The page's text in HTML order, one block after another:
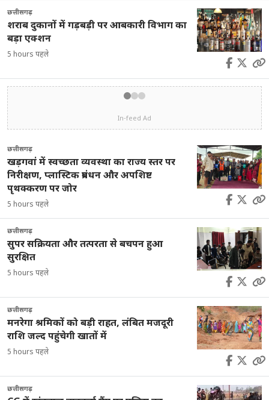
छत्तीसगढ़
शराब दुकानों में गड़बड़ी पर आबकारी विभाग का
बड़ा एक्शन
5 hours पहले
In-feed Ad
छत्तीसगढ़
खड़गवां में स्वच्छता व्यवस्था का राज्य स्तर पर
निरीक्षण, प्लास्टिक प्रबंधन और अपशिष्ट
पृथक्करण पर जोर
5 hours पहले
छत्तीसगढ़
सुपर सक्रियता और तत्परता से बचपन हुआ
सुरक्षित
5 hours पहले
छत्तीसगढ़
मनरेगा श्रमिकों को बड़ी राहत, लंबित मजदूरी
राशि जल्द पहुंचेगी खातों में
5 hours पहले
छत्तीसगढ़